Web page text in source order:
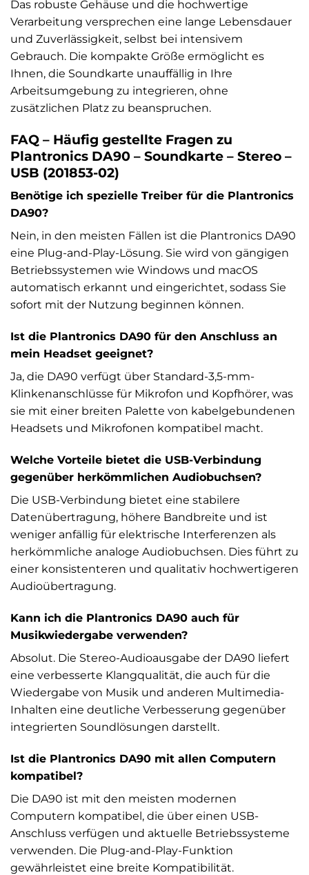
Das robuste Gehäuse und die hochwertige
Verarbeitung versprechen eine lange Lebensdauer
und Zuverlässigkeit, selbst bei intensivem
Gebrauch. Die kompakte Größe ermöglicht es
Ihnen, die Soundkarte unauffällig in Ihre
Arbeitsumgebung zu integrieren, ohne
zusätzlichen Platz zu beanspruchen.
FAQ – Häufig gestellte Fragen zu
Plantronics DA90 – Soundkarte – Stereo –
USB (201853-02)
Benötige ich spezielle Treiber für die Plantronics
DA90?
Nein, in den meisten Fällen ist die Plantronics DA90
eine Plug-and-Play-Lösung. Sie wird von gängigen
Betriebssystemen wie Windows und macOS
automatisch erkannt und eingerichtet, sodass Sie
sofort mit der Nutzung beginnen können.
Ist die Plantronics DA90 für den Anschluss an
mein Headset geeignet?
Ja, die DA90 verfügt über Standard-3,5-mm-
Klinkenanschlüsse für Mikrofon und Kopfhörer, was
sie mit einer breiten Palette von kabelgebundenen
Headsets und Mikrofonen kompatibel macht.
Welche Vorteile bietet die USB-Verbindung
gegenüber herkömmlichen Audiobuchsen?
Die USB-Verbindung bietet eine stabilere
Datenübertragung, höhere Bandbreite und ist
weniger anfällig für elektrische Interferenzen als
herkömmliche analoge Audiobuchsen. Dies führt zu
einer konsistenteren und qualitativ hochwertigeren
Audioübertragung.
Kann ich die Plantronics DA90 auch für
Musikwiedergabe verwenden?
Absolut. Die Stereo-Audioausgabe der DA90 liefert
eine verbesserte Klangqualität, die auch für die
Wiedergabe von Musik und anderen Multimedia-
Inhalten eine deutliche Verbesserung gegenüber
integrierten Soundlösungen darstellt.
Ist die Plantronics DA90 mit allen Computern
kompatibel?
Die DA90 ist mit den meisten modernen
Computern kompatibel, die über einen USB-
Anschluss verfügen und aktuelle Betriebssysteme
verwenden. Die Plug-and-Play-Funktion
gewährleistet eine breite Kompatibilität.